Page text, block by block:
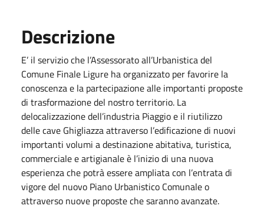
Descrizione
E’ il servizio che l’Assessorato all’Urbanistica del
Comune Finale Ligure ha organizzato per favorire la
conoscenza e la partecipazione alle importanti proposte
di trasformazione del nostro territorio. La
delocalizzazione dell’industria Piaggio e il riutilizzo
delle cave Ghigliazza attraverso l’edificazione di nuovi
importanti volumi a destinazione abitativa, turistica,
commerciale e artigianale è l’inizio di una nuova
esperienza che potrà essere ampliata con l’entrata di
vigore del nuovo Piano Urbanistico Comunale o
attraverso nuove proposte che saranno avanzate.